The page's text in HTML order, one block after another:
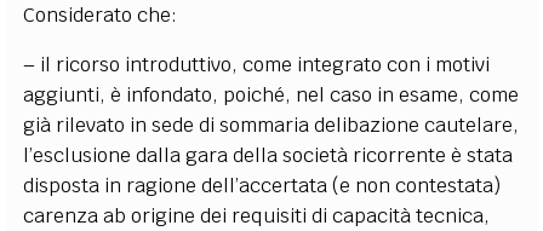
Considerato che:
– il ricorso introduttivo, come integrato con i motivi
aggiunti, è infondato, poiché, nel caso in esame, come
già rilevato in sede di sommaria delibazione cautelare,
l’esclusione dalla gara della società ricorrente è stata
disposta in ragione dell’accertata (e non contestata)
carenza ab origine dei requisiti di capacità tecnica,